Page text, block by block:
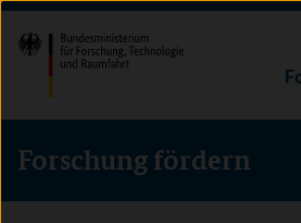
Direkt
zum
Inhalt
(Eingabetaste)
Direkt
zum
Hauptmenu
(Eingabetaste)
Direkt
zur
Suche
(Eingabetaste)
Forschung fördern